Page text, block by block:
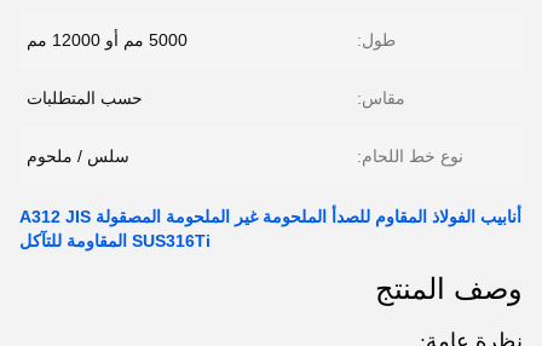
طول: 5000 مم أو 12000 مم
مقاس: حسب المتطلبات
نوع خط اللحام: سلس / ملحوم
أنابيب الفولاذ المقاوم للصدأ الملحومة غير الملحومة المصقولة A312 JIS
SUS316Ti المقاومة للتآكل
وصف المنتج
نظرة عامة: